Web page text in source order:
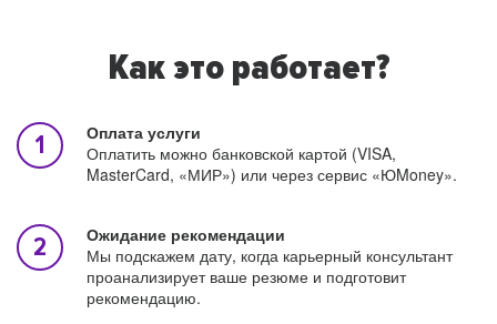
Как это работает?
Оплата услуги
Оплатить можно банковской картой (VISA,
MasterCard, «МИР») или через сервис «ЮMoney».
Ожидание рекомендации
Мы подскажем дату, когда карьерный консультант
проанализирует ваше резюме и подготовит
рекомендацию.